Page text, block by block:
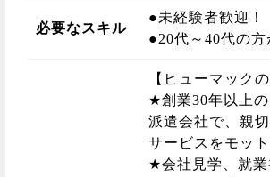
必要なスキル
●未経験者歓迎！
●20代～40代の方
【ヒューマックの
★創業30年以上
派遣会社で、親
サービスをモッ
★会社見学、就